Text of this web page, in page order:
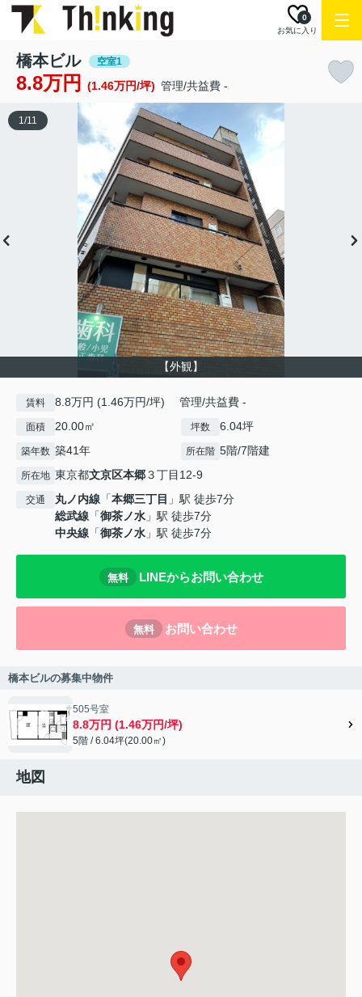
お気に入り
0
橋本ビル 空室1
8.8万円 (1.46万円/坪) 管理/共益費 -
【外観】
1/11
賃料 8.8万円 (1.46万円/坪) 管理/共益費 -
面積 20.00㎡ 坪数 6.04坪
築年数 築41年 所在階 5階/7階建
所在地 東京都文京区本郷３丁目12-9
交通 丸ノ内線 「本郷三丁目 」駅 徒歩7分
総武線 「御茶ノ水 」駅 徒歩7分
中央線 「御茶ノ水 」駅 徒歩7分
無料 LINEからお問い合わせ
無料 お問い合わせ
橋本ビルの募集中物件
505号室
8.8万円 (1.46万円/坪)
5階 / 6.04坪(20.00㎡)
地図